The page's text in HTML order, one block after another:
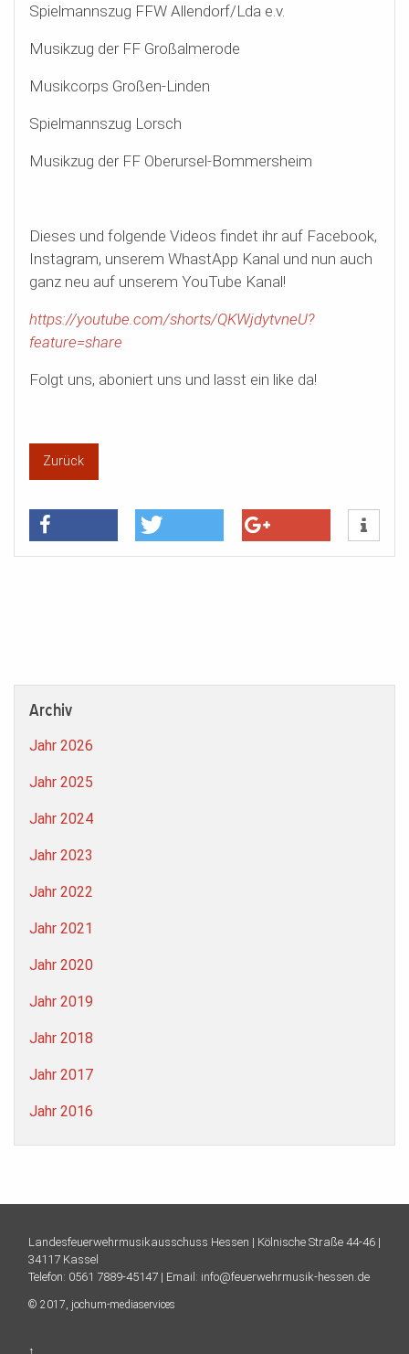
Spielmannszug FFW Allendorf/Lda e.v.
Musikzug der FF Großalmerode
Musikcorps Großen-Linden
Spielmannszug Lorsch
Musikzug der FF Oberursel-Bommersheim
Dieses und folgende Videos findet ihr auf Facebook,
Instagram, unserem WhastApp Kanal und nun auch
ganz neu auf unserem YouTube Kanal!
https://youtube.com/shorts/QKWjdytvneU?
feature=share
Folgt uns, aboniert uns und lasst ein like da!
Zurück
Archiv
Jahr 2026
Jahr 2025
Jahr 2024
Jahr 2023
Jahr 2022
Jahr 2021
Jahr 2020
Jahr 2019
Jahr 2018
Jahr 2017
Jahr 2016
Landesfeuerwehrmusikausschuss Hessen | Kölnische Straße 44-46 |
34117 Kassel
Telefon: 0561 7889-45147 | Email: info@feuerwehrmusik-hessen.de
© 2017, jochum-mediaservices
↑